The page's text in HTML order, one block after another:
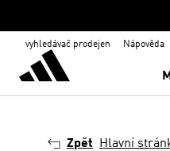
vyhledávač prodejen Nápověda
Zpět Hlavní